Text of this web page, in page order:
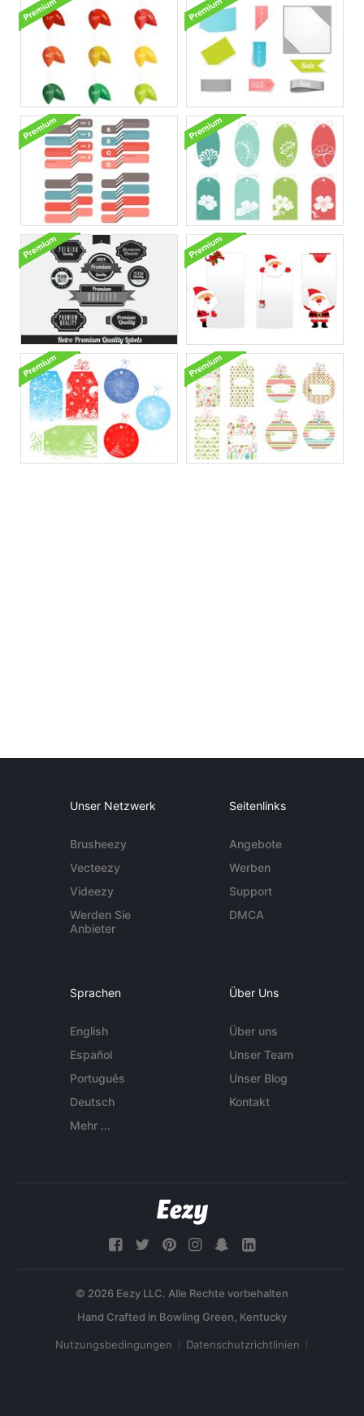
Unser Netzwerk
Brusheezy
Vecteezy
Videezy
Werden Sie
Anbieter
Seitenlinks
Angebote
Werben
Support
DMCA
Sprachen
English
Español
Português
Deutsch
Mehr ...
Über Uns
Über uns
Unser Team
Unser Blog
Kontakt
© 2026 Eezy LLC. Alle Rechte vorbehalten
Nutzungsbedingungen Datenschutzrichtlinien